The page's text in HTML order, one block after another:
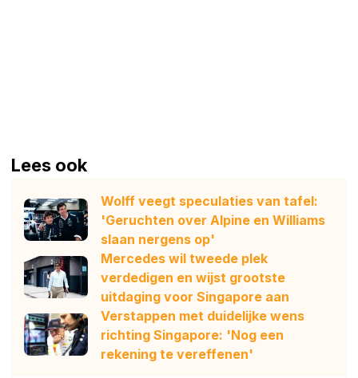
Lees ook
Wolff veegt speculaties van tafel:
'Geruchten over Alpine en Williams
slaan nergens op'
Mercedes wil tweede plek
verdedigen en wijst grootste
uitdaging voor Singapore aan
Verstappen met duidelijke wens
richting Singapore: 'Nog een
rekening te vereffenen'